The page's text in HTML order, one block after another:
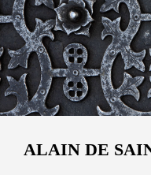
ALAIN DE